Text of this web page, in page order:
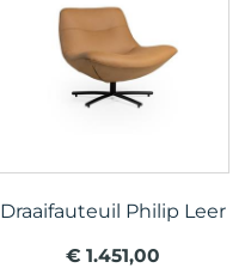
Draaifauteuil Philip Leer
€ 1.451,00